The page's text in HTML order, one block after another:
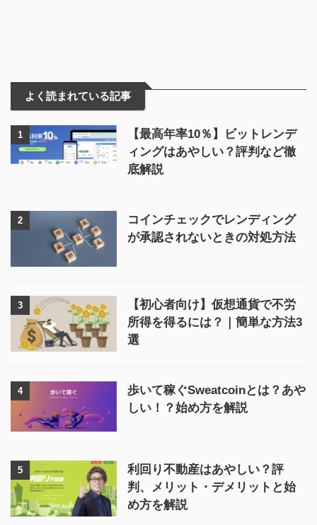
よく読まれている記事
1
【最高年率10％】ビットレンデ
ィングはあやしい？評判など徹
底解説
2
コインチェックでレンディング
が承認されないときの対処方法
3
【初心者向け】仮想通貨で不労
所得を得るには？｜簡単な方法3
選
4
歩いて稼ぐSweatcoinとは？あや
しい！？始め方を解説
5
利回り不動産はあやしい？評
判、メリット・デメリットと始
め方を解説